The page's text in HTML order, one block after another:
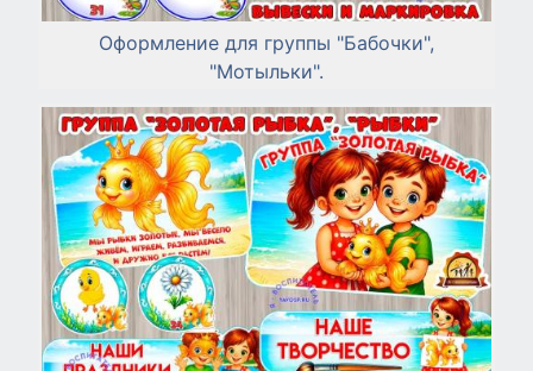
Оформление для группы "Бабочки",
"Мотыльки".